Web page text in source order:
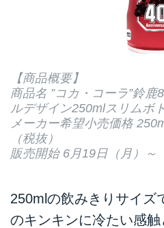
【商品概要】
商品名 ”コカ・コーラ”鈴
ルデザイン250mlスリムボ
メーカー希望小売価格
（税抜）
販売開始 6月19日（月）～
250mlの飲みきりサイズ
のキンキンに冷たい感触